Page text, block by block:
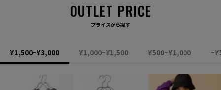
メガネ/サングラス
マフラー/ストール
OUTLET PRICE
プライスから探す
¥1,500~¥3,000 ¥1,000~¥1,500 ¥500~¥1,000